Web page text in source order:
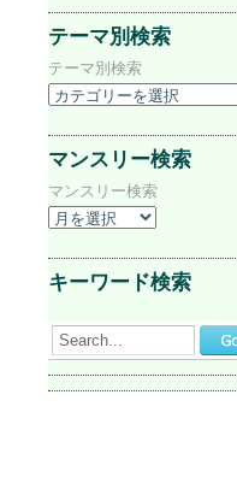
テーマ別検索
テーマ別検索
マンスリー検索
マンスリー検索
キーワード検索
Search...